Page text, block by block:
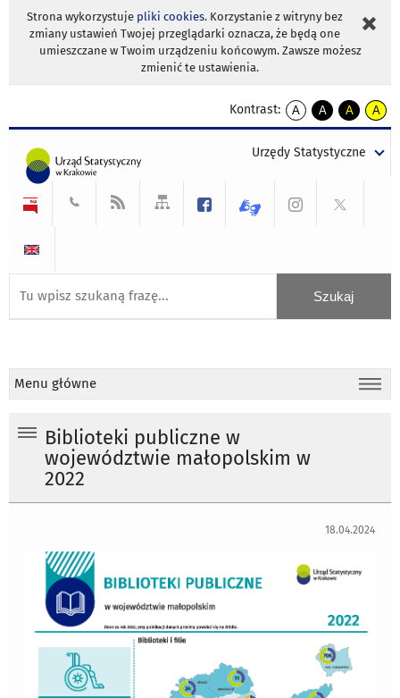
Strona wykorzystuje pliki cookies. Korzystanie z witryny bez
zmiany ustawień Twojej przeglądarki oznacza, że będą one
umieszczane w Twoim urządzeniu końcowym. Zawsze możesz
zmienić te ustawienia.
Kontrast:
A
kontrast
A
kontrast
tekst
czarnym
A
kontrast
tekst
czarnym
A
tekst
żółtym
Urzędy Statystyczne
Menu główne
Biblioteki publiczne w
województwie małopolskim w
2022
18.04.2024